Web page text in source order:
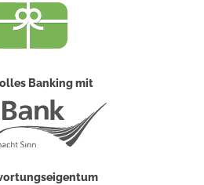
Banking mit